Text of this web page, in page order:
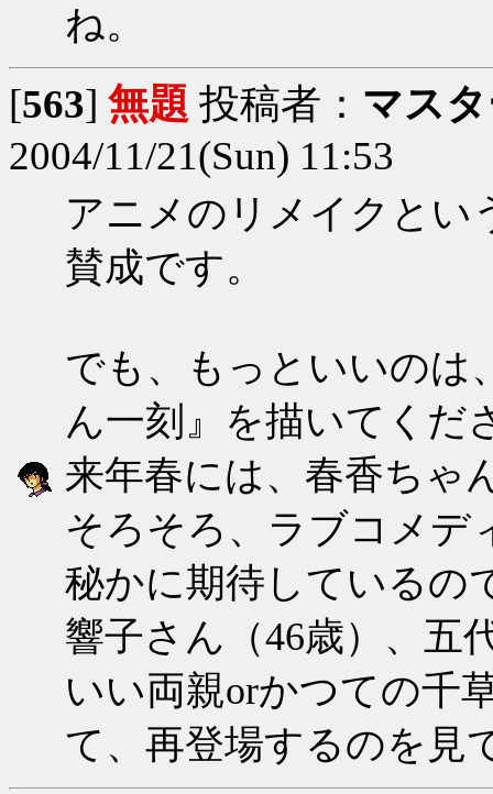
ね。
[563] 無題 投稿者： マス
2004/11/21(Sun) 11:53
アニメのリメイクとい
賛成です。
でも、もっといいのは
ん一刻』を描いてくだ
来年春には、春香ちゃ
そろそろ、ラブコメ
秘かに期待しているの
響子さん（46歳）、五
いい両親orかつての千
て、再登場するのを見